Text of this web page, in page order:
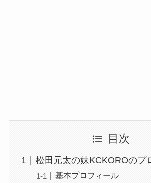
目次
松田元太の妹KOKOROのプ
基本プロフィール